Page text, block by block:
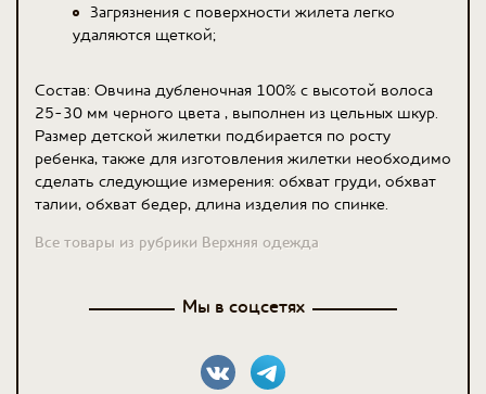
Загрязнения с поверхности жилета легко
удаляются щеткой;
Состав: Овчина дубленочная 100% с высотой волоса
25-30 мм черного цвета , выполнен из цельных шкур.
Размер детской жилетки подбирается по росту
ребенка, также для изготовления жилетки необходимо
сделать следующие измерения: обхват груди, обхват
талии, обхват бедер, длина изделия по спинке.
Все товары из рубрики Верхняя одежда
Мы в соцсетях